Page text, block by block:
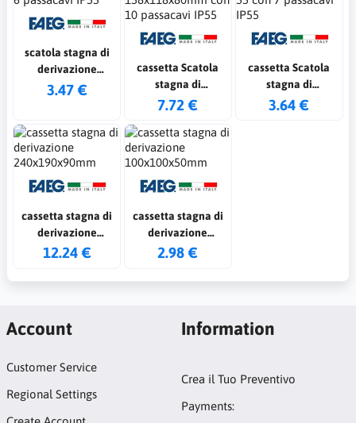
scatola stagna di
derivazione
rettangolare con
120x80x50mm con 6
passacavi IP55
3.47 €
cassetta Scatola
stagna di
derivazione
coperchio con viti
in plastica
158x118x80mm con
10 passacavi IP55
7.72 €
cassetta Scatola
stagna di
derivazione
3.64 €
cassetta stagna di
derivazione
240x190x90mm
12.24 €
cassetta stagna di
derivazione
100x100x50mm
2.98 €
Account
Customer Service
Regional Settings
Information
Crea il Tuo Preventivo
Payments: